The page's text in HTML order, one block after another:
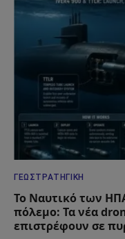
ΓΕΩΣΤΡΑΤΗΓΙΚΉ
Το Ναυτικό των
πόλεμο: Τα νέα
επιστρέφουν σε